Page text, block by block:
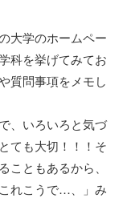
大学のホームペー
科を挙げてみてお
質問事項をメモし
、いろいろと気づ
ても大切！！！そ
ともあるから、
れこうで…、」み